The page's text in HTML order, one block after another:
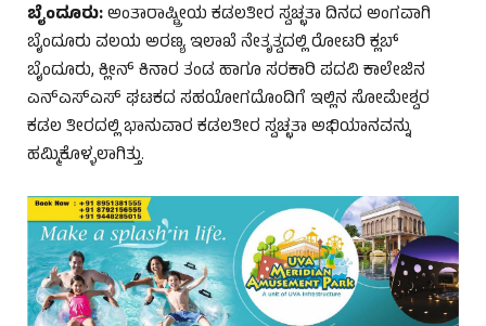
ಬೈಂದೂರು:ಅಂತಾರಾಷ್ಟ್ರೀಯ ಕಡಲತೀರ ಸ್ವಚ್ಛತಾ ದಿನದ ಅಂಗವಾಗಿ
ಬೈಂದೂರು ವಲಯ ಅರಣ್ಯ ಇಲಾಖೆ ನೇತೃತ್ವದಲ್ಲಿ ರೋಟರಿ ಕ್ಲಬ್‌
ಬೈಂದೂರು, ಕ್ಲೀನ್‌ ಕಿನಾರ ತಂಡ ಹಾಗೂ ಸರಕಾರಿ ಪದವಿ ಕಾಲೇಜಿನ
ಎನ್ಎಸ್ಎಸ್‌ ಘಟಕದ ಸಹಯೋಗದೊಂದಿಗೆ ಇಲ್ಲಿನ ಸೋಮೇಶ್ವರ
ಕಡಲ ತೀರದಲ್ಲಿ ಭಾನುವಾರ ಕಡಲತೀರ ಸ್ವಚ್ಛತಾ ಅಭಿಯಾನವನ್ನು
ಹಮ್ಮಿಕೊಳ್ಳಲಾಗಿತ್ತು.